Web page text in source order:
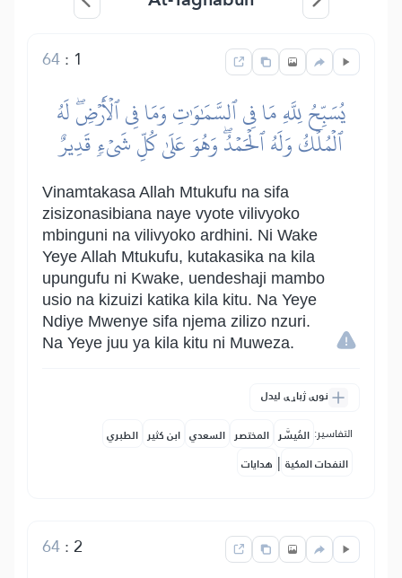
1
:
64
يُسَبِّحُ لِلَّهِ مَا فِي ٱلسَّمَٰوَٰتِ وَمَا فِي ٱلۡأَرۡضِۖ لَهُ
ٱلۡمُلۡكُ وَلَهُ ٱلۡحَمۡدُۖ وَهُوَ عَلَىٰ كُلِّ شَيۡءٖ قَدِيرٌ
Vinamtakasa Allah Mtukufu na sifa
zisizonasibiana naye vyote vilivyoko
mbinguni na vilivyoko ardhini. Ni Wake
Yeye Allah Mtukufu, kutakasika na kila
upungufu ni Kwake, uendeshaji mambo
usio na kizuizi katika kila kitu. Na Yeye
Ndiye Mwenye sifa njema zilizo nzuri.
Na Yeye juu ya kila kitu ni Muweza.
نورې ژباړې لیدل
التفاسير: المُيسَّر المختصر السعدي ابن كثير الطبري
النفحات المكية | هدايات
2
:
64